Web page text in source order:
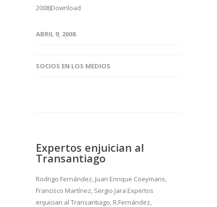
2008)Download
ABRIL 9, 2008
SOCIOS EN LOS MEDIOS
Expertos enjuician al
Transantiago
Rodrigo Fernández, Juan Enrique Coeymans,
Francisco Martínez, Sergio Jara Expertos
enjuician al Transantiago, R.Fernández,